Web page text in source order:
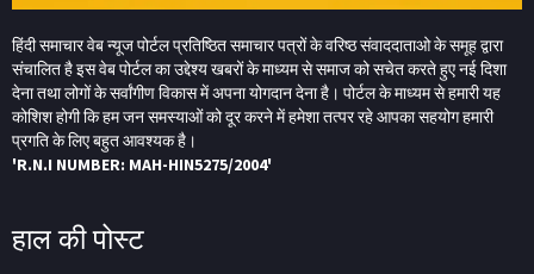
हिंदी समाचार वेब न्यूज पोर्टल प्रतिष्ठित समाचार पत्रों के वरिष्ठ संवाददाताओ के समूह द्वारा
संचालित है इस वेब पोर्टल का उद्देश्य खबरों के माध्यम से समाज को सचेत करते हुए नई दिशा
देना तथा लोगों के सर्वांगीण विकास में अपना योगदान देना है। पोर्टल के माध्यम से हमारी यह
कोशिश होगी कि हम जन समस्याओं को दूर करने में हमेशा तत्पर रहे आपका सहयोग हमारी
प्रगति के लिए बहुत आवश्यक है।
'R.N.I NUMBER: MAH-HIN5275/2004'
हाल की पोस्ट